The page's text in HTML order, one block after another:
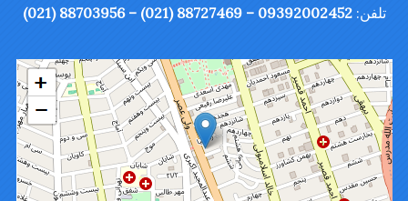
تلفن:09392002452 – 88727469 (021) – 88703956 (021)